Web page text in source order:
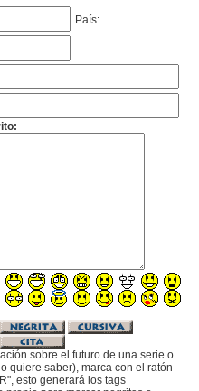
País:
sobre el futuro de una serie o
quiere saber), marca con el ratón
esto generará los tags